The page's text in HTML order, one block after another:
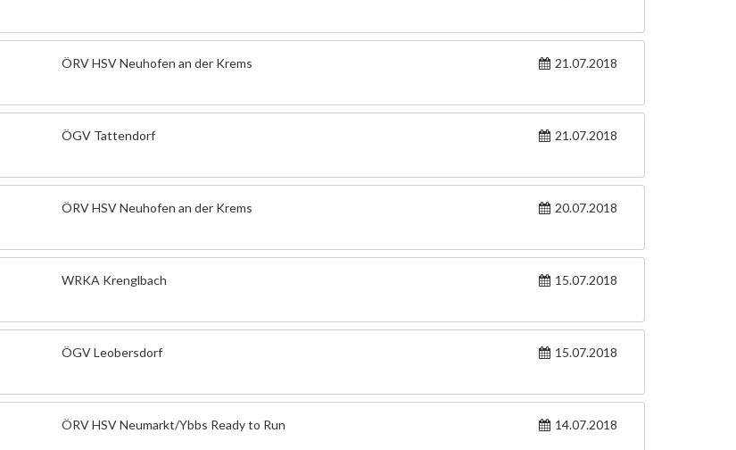
ÖRV HSV Neuhofen an der Krems 21.07.2018
ÖGV Tattendorf 21.07.2018
ÖRV HSV Neuhofen an der Krems 20.07.2018
WRKA Krenglbach 15.07.2018
ÖGV Leobersdorf 15.07.2018
ÖRV HSV Neumarkt/Ybbs Ready to Run 14.07.2018